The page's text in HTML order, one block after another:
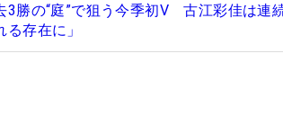
3勝の“庭”で狙う今季初V 古江彩佳は連
る存在に」